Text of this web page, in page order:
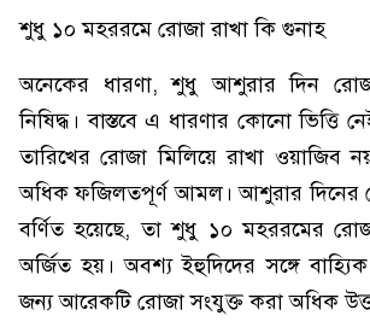
শুধু ১০ মহররমে রোজা রাখা কি গুনাহ
অনেকের ধারণা, শুধু আশুরার দিন
নিষিদ্ধ। বাস্তবে এ ধারণার কোনো ভিত্তি
তারিখের রোজা মিলিয়ে রাখা ওয়াজিব
অধিক ফজিলতপূর্ণ আমল। আশুরার দিনের
বর্ণিত হয়েছে, তা শুধু ১০ মহররমের
অর্জিত হয়। অবশ্য ইহুদিদের সঙ্গে
জন্য আরেকটি রোজা সংযুক্ত করা অধিক